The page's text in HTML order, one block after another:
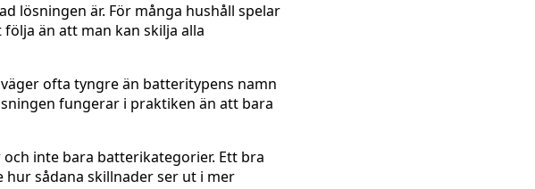
lösningen är. För många hushåll spelar
än att man kan skilja alla
ofta tyngre än batteritypens namn
fungerar i praktiken än att bara
inte bara batterikategorier. Ett bra
hur sådana skillnader ser ut i mer